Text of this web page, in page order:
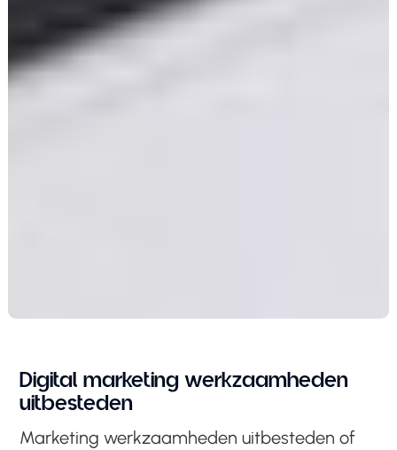
Digital marketing werkzaamheden
uitbesteden
Marketing werkzaamheden uitbesteden of